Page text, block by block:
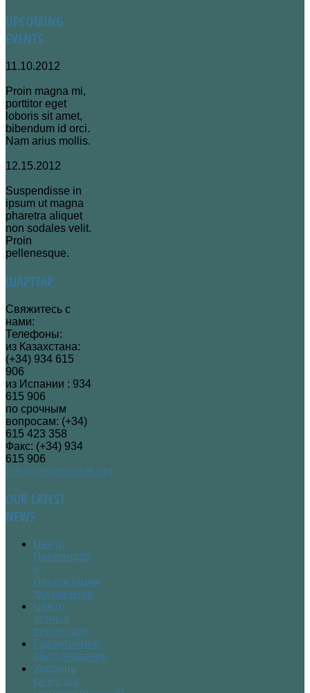
UPCOMING
EVENTS
11.10.2012
Proin magna mi,
porttitor eget
loboris sit amet,
bibendum id orci.
Nam arius mollis.
12.15.2012
Suspendisse in
ipsum ut magna
pharetra aliquet
non sodales velit.
Proin
pellenesque.
ШАРТТАР
Свяжитесь с
нами:
Телефоны:
из Казахстана:
(+34) 934 615
906
из Испании : 934
615 906
по срочным
вопросам: (+34)
615 423 358
Факс: (+34) 934
615 906
info@newcounsel.org
OUR LATEST
NEWS
Центр
Переводов
и
Легализации
документов
Центр
устных
переводов
Гарантийное
обслуживание
Уровень
качества,